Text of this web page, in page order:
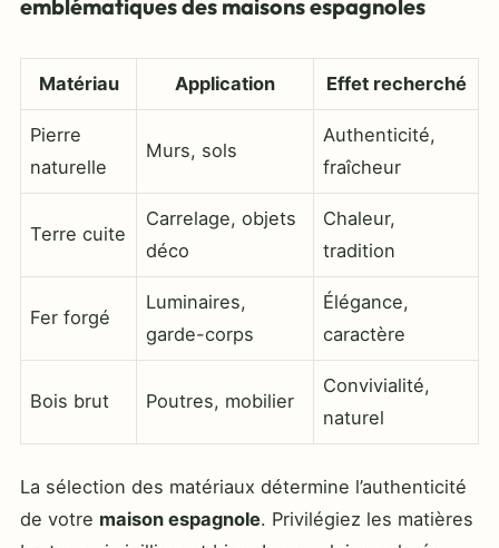
emblématiques des maisons espagnoles
Matériau Application Effet recherché
Pierre
naturelle
Murs, sols
Authenticité,
fraîcheur
Terre cuite
Carrelage, objets
déco
Chaleur,
tradition
Fer forgé
Luminaires,
garde-corps
Élégance,
caractère
Bois brut Poutres, mobilier
Convivialité,
naturel
La sélection des matériaux détermine l’authenticité
de votre maison espagnole. Privilégiez les matières